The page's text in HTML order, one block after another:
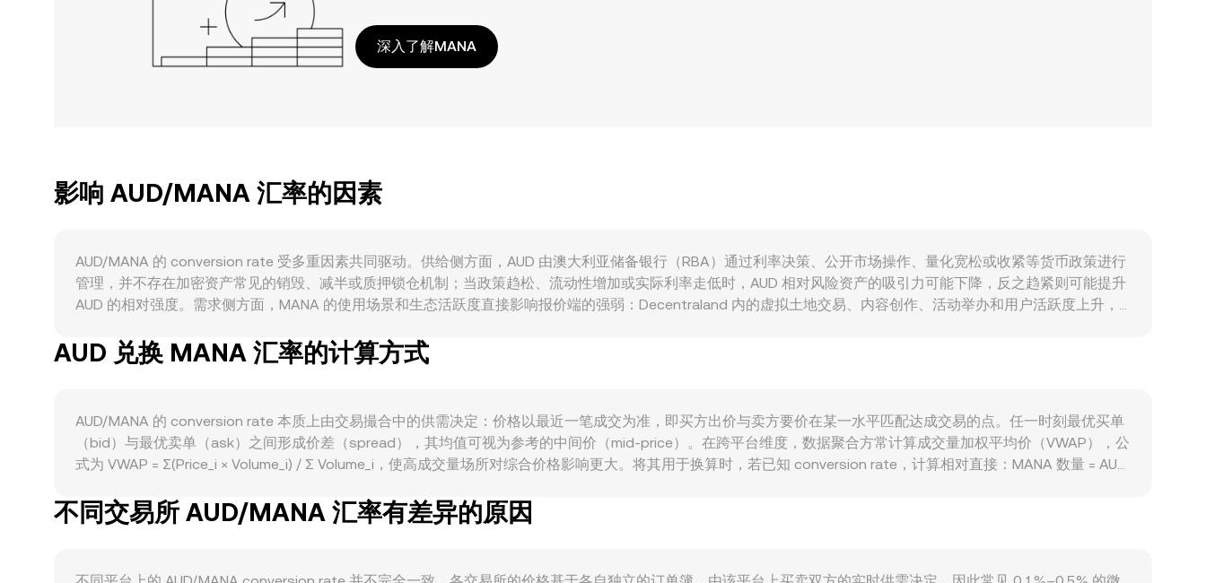
深入了解MANA
影响 AUD/MANA 汇率的因素
AUD/MANA 的 conversion rate 受多重因素共同驱动。供给侧方面，AUD 由澳大利亚储备银行（RBA）通过利率决策、公开市场操作、量化宽松或收紧等货币政策进行
管理，并不存在加密资产常见的销毁、减半或质押锁仓机制；当政策趋松、流动性增加或实际利率走低时，AUD 相对风险资产的吸引力可能下降，反之趋紧则可能提升
AUD 的相对强度。需求侧方面，MANA 的使用场景和生态活跃度直接影响报价端的强弱：Decentraland 内的虚拟土地交易、内容创作、活动举办和用户活跃度上升，
MANA 的估值常随之波动，而 AUD 本身也受大宗商品价格、澳大利亚经济数据、国际利差和美元周期影响，这些因素叠加会反映到 AUD/MANA 的短期路径。监管方
面，澳大利亚境内对加密托管、交易平台许可、银行通道和税务合规的政策调整，会改变以 AUD 入金至加密市场的成本与速度；海外对代币分类、交易所审查或 ETF
仓，都会引发短期波动；若主流流动性仍以 MANA/USDT 或 MANA/USD 为主，则这些变动先影响美元或 USDT 计价，再通过 AUD 与美元或 USDT 的价格关系折算进
AUD/MANA 的 conversion rate。
AUD 兑换 MANA 汇率的计算方式
AUD/MANA 的 conversion rate 本质上由交易撮合中的供需决定：价格以最近一笔成交为准，即买方出价与卖方要价在某一水平匹配达成交易的点。任一时刻最优买单
（bid）与最优卖单（ask）之间形成价差（spread），其均值可视为参考的中间价（mid-price）。在跨平台维度，数据聚合方常计算成交量加权平均价（VWAP），公
式为 VWAP = Σ(Price_i × Volume_i) / Σ Volume_i，使高成交量场所对综合价格影响更大。将其用于换算时，若已知 conversion rate，计算相对直接：MANA 数量 = AUD
MANA/USDT 或 MANA/USD 市场形成，则平台通常先参考这些市场的价格，再结合 AUD/USDT 或 AUD/USD 的实时价格关系推导 AUD/MANA。若存在以澳元计价的稳
定币或代币化 AUD 的去中心化流动性池，自动做市商（AMM）会通过恒定乘积模型 x × y = k 定价，池内价格可由 price = y/x 近似表示，这些链上池子的深度与滑点也
不同交易所 AUD/MANA 汇率有差异的原因